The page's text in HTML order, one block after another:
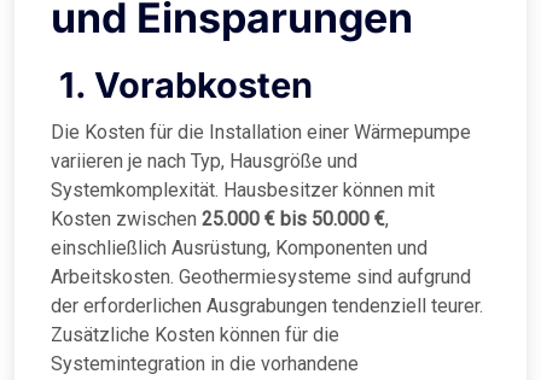
und Einsparungen
1. Vorabkosten
Die Kosten für die Installation einer Wärmepumpe
variieren je nach Typ, Hausgröße und
Systemkomplexität. Hausbesitzer können mit
Kosten zwischen 25.000 € bis 50.000 €,
einschließlich Ausrüstung, Komponenten und
Arbeitskosten. Geothermiesysteme sind aufgrund
der erforderlichen Ausgrabungen tendenziell teurer.
Zusätzliche Kosten können für die
Systemintegration in die vorhandene